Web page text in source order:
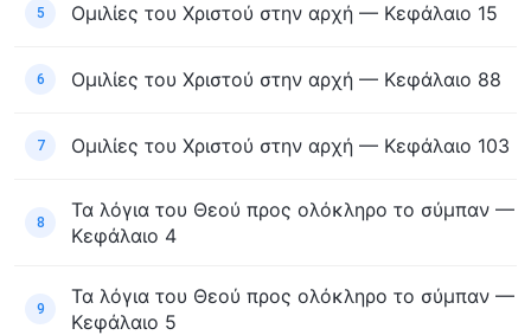
5 Ομιλίες του Χριστού στην αρχή — Κεφάλαιο 15
6 Ομιλίες του Χριστού στην αρχή — Κεφάλαιο 88
7 Ομιλίες του Χριστού στην αρχή — Κεφάλαιο 103
8
Τα λόγια του Θεού προς ολόκληρο το σύμπαν —
Κεφάλαιο 4
9
Τα λόγια του Θεού προς ολόκληρο το σύμπαν —
Κεφάλαιο 5